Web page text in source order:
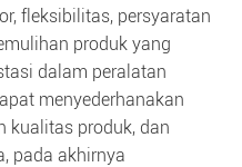
fleksibilitas, persyaratan
produk yang
dalam peralatan
menyederhanakan
kualitas produk, dan
pada akhirnya